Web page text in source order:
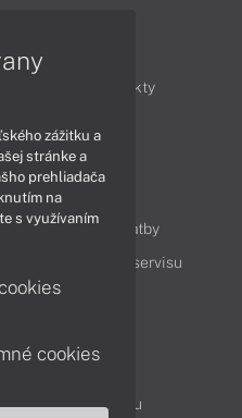
Produkty
doručenia a platby
Cenník servisu
Reklamácia tovaru
zážitku a
stránke a
prehliadača
na
s využívaním
cookies